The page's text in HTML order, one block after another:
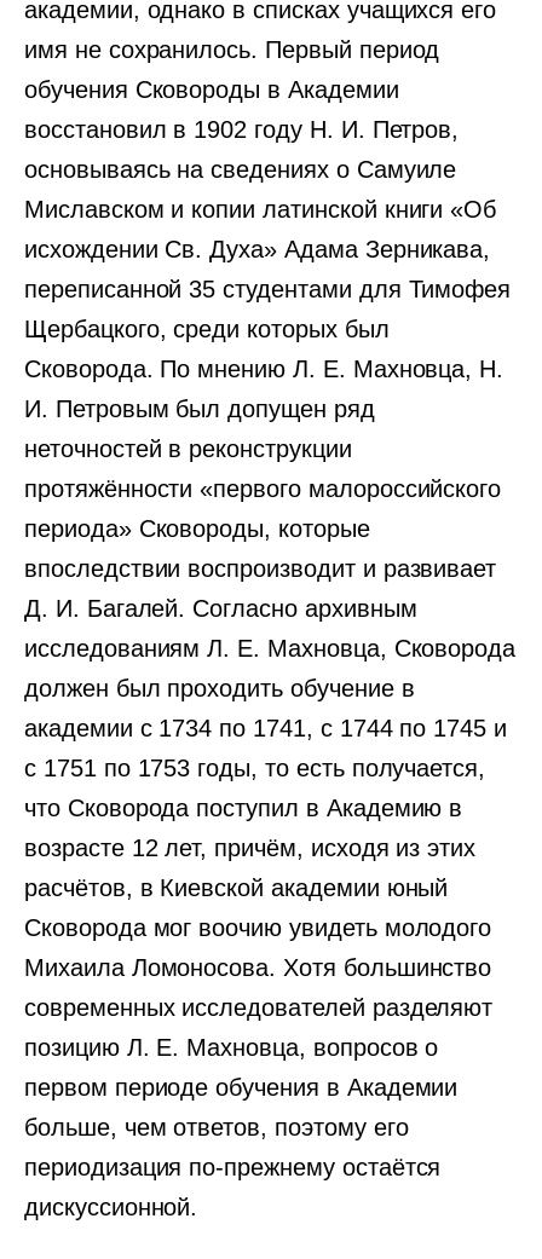
академии, однако в списках учащихся его
имя не сохранилось. Первый период
обучения Сковороды в Академии
восстановил в 1902 году Н. И. Петров,
основываясь на сведениях о Самуиле
Миславском и копии латинской книги «Об
исхождении Св. Духа» Адама Зерникава,
переписанной 35 студентами для Тимофея
Щербацкого, среди которых был
Сковорода. По мнению Л. Е. Махновца, Н.
И. Петровым был допущен ряд
неточностей в реконструкции
протяжённости «первого малороссийского
периода» Сковороды, которые
впоследствии воспроизводит и развивает
Д. И. Багалей. Согласно архивным
исследованиям Л. Е. Махновца, Сковорода
должен был проходить обучение в
академии с 1734 по 1741, с 1744 по 1745 и
с 1751 по 1753 годы, то есть получается,
что Сковорода поступил в Академию в
возрасте 12 лет, причём, исходя из этих
расчётов, в Киевской академии юный
Сковорода мог воочию увидеть молодого
Михаила Ломоносова. Хотя большинство
современных исследователей разделяют
позицию Л. Е. Махновца, вопросов о
первом периоде обучения в Академии
больше, чем ответов, поэтому его
периодизация по-прежнему остаётся
дискуссионной.